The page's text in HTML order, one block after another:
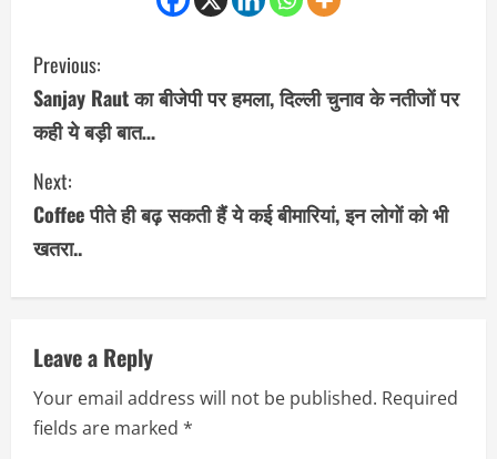
C
o
n
t
i
n
e
R
Previous:
Sanjay Raut का बीजेपी पर हमला, दिल्ली चुनाव के नतीजों पर
कही ये बड़ी बात…
Next:
Coffee पीते ही बढ़ सकती हैं ये कई बीमारियां, इन लोगों को भी
खतरा..
Leave a Reply
Your email address will not be published. Required
fields are marked *